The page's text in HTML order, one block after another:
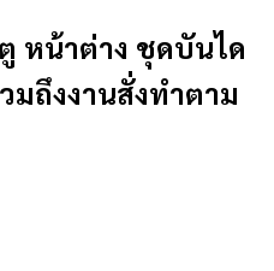
หน้าต่าง ชุดบันได
มถึงงานสั่งทำตาม